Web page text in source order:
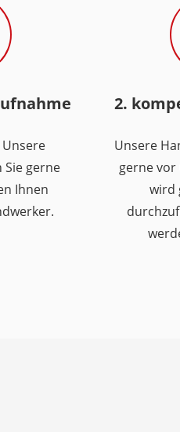
gerne
Ihnen
2.
Unsere
gerne vor
wird